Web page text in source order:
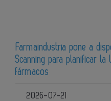
Farmaindustria pone a
Scanning para planificar la
fármacos
2026-07-21